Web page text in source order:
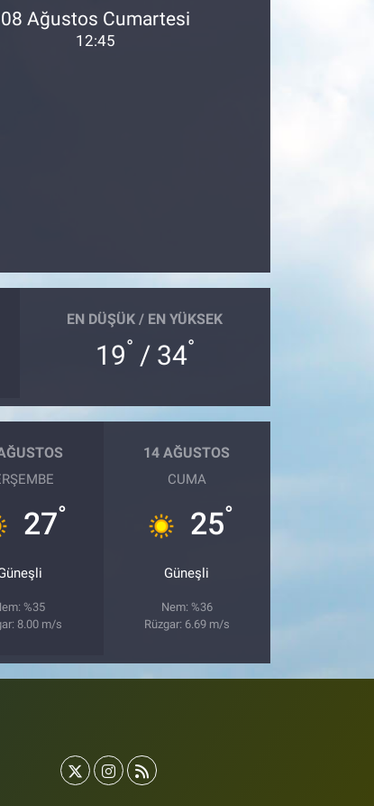
08 Ağustos Cumartesi
12:45
EN DÜŞÜK / EN YÜKSEK
19° / 34°
27°
%35
8.00 m/s
14 AĞUSTOS
CUMA
25°
Güneşli
Nem: %36
Rüzgar: 6.69 m/s